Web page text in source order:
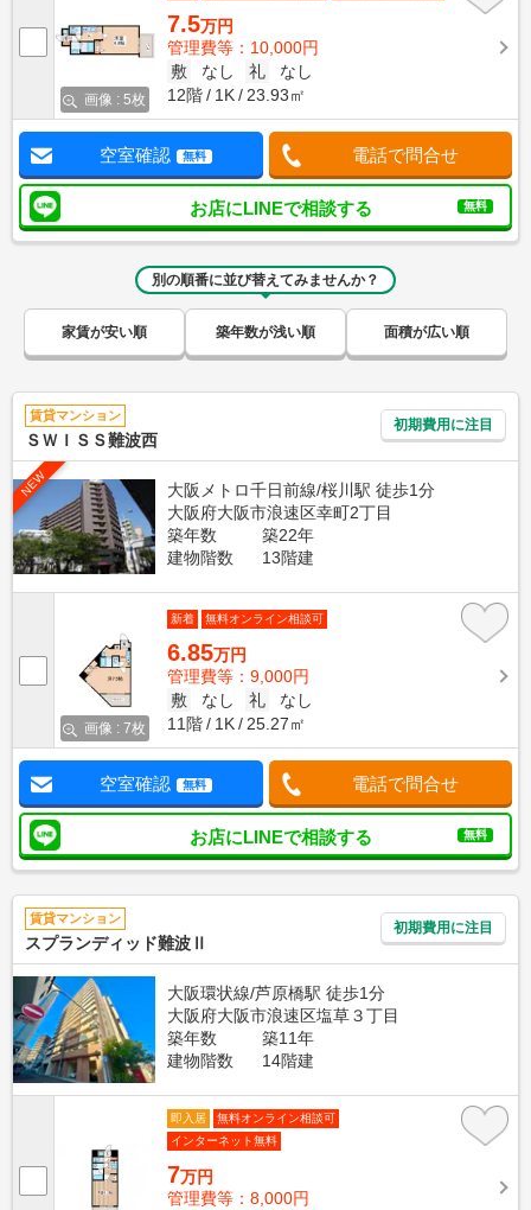
画像 : 5枚
7.5万円
管理費等：10,000円
敷
なし 礼
なし
12階
1K 23.93㎡
空室確認 無料 電話で問合せ
お店にLINEで相談する 無料
別の順番に並び替えてみませんか？
家賃が安い順 築年数が浅い順 面積が広い順
賃貸マンション
ＳＷＩＳＳ難波西
初期費用に注目
NEW
大阪メトロ千日前線/桜川駅 徒歩1分
大阪府大阪市浪速区幸町2丁目
築年数
築22年
建物階数
13階建
画像 : 7枚
新着 無料オンライン相談可
6.85万円
管理費等：9,000円
敷
なし 礼
なし
11階
1K 25.27㎡
空室確認 無料 電話で問合せ
お店にLINEで相談する 無料
賃貸マンション
スプランディッド難波Ⅱ
初期費用に注目
大阪環状線/芦原橋駅 徒歩1分
大阪府大阪市浪速区塩草３丁目
築年数
築11年
建物階数
14階建
即入居
無料オンライン相談可
インターネット無料
7万円
管理費等：8,000円